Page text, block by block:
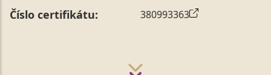
Číslo certifikátu: 380993363